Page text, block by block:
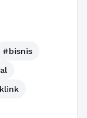
#bisnis